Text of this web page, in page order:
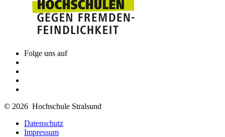
Folge uns auf
© 2026 Hochschule Stralsund
Datenschutz
Impressum